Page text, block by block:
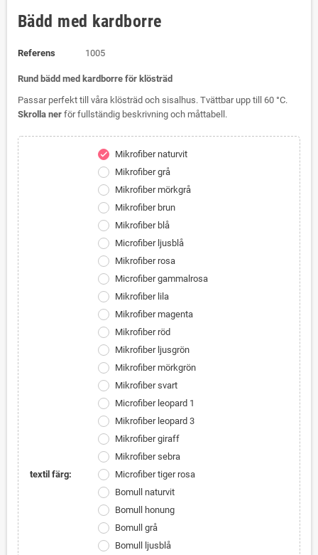
Bädd med kardborre
Referens 1005
Rund bädd med kardborre för klösträd
Passar perfekt till våra klösträd och sisalhus. Tvättbar upp till 60 °C.
Skrolla ner för fullständig beskrivning och måttabell.
textil färg:
check
Mikrofiber naturvit
Mikrofiber grå
Mikrofiber mörkgrå
Mikrofiber brun
Mikrofiber blå
Microfiber ljusblå
Mikrofiber rosa
Microfiber gammalrosa
Mikrofiber lila
Mikrofiber magenta
Mikrofiber röd
Mikrofiber ljusgrön
Mikrofiber mörkgrön
Mikrofiber svart
Microfiber leopard 1
Mikrofiber leopard 3
Mikrofiber giraff
Mikrofiber sebra
Microfiber tiger rosa
Bomull naturvit
Bomull honung
Bomull grå
Bomull ljusblå